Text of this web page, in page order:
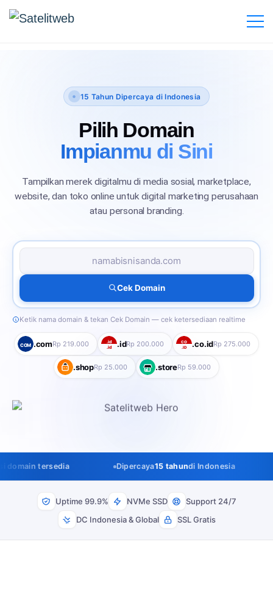
15 Tahun Dipercaya di Indonesia
Pilih Domain
Impianmu di Sini
Tampilkan merek digitalmu di media sosial, marketplace,
website, dan toko online untuk digital marketing perusahaan
atau personal branding.
Cek Domain
Ketik nama domain & tekan Cek Domain — cek ketersediaan realtime
COM .comRp 219.000
.id
.id
.idRp 200.000
CO
.ID
.co.idRp 275.000
.shopRp 25.000 .storeRp 59.000
Dipercaya15 tahun di Indonesia Ribuan domain terdaftar
Uptime 99.9% NVMe SSD
Support 24/7
DC Indonesia & Global
SSL Gratis